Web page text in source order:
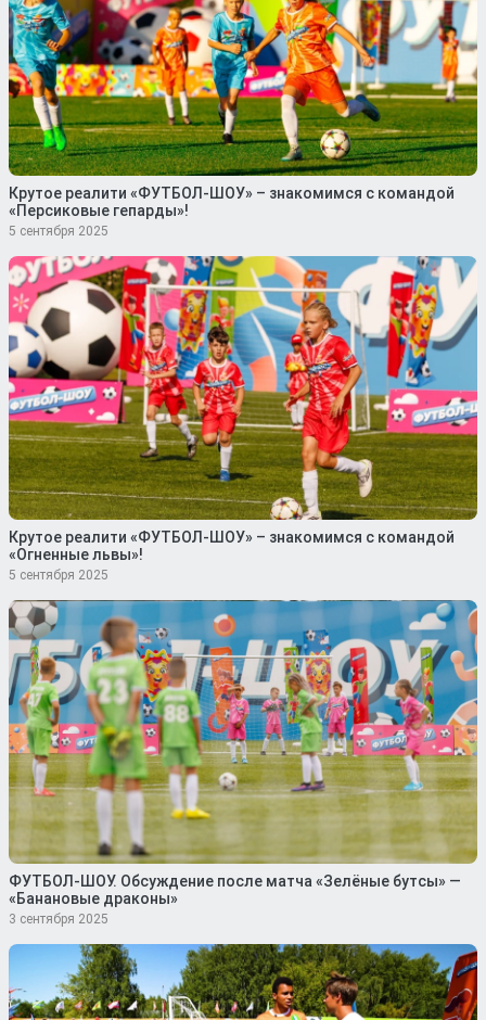
Крутое реалити «ФУТБОЛ-ШОУ» – знакомимся с командой
«Персиковые гепарды»!
5 сентября 2025
Крутое реалити «ФУТБОЛ-ШОУ» – знакомимся с командой
«Огненные львы»!
5 сентября 2025
ФУТБОЛ-ШОУ. Обсуждение после матча «Зелёные бутсы» —
«Банановые драконы»
3 сентября 2025